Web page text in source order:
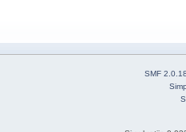
SMF